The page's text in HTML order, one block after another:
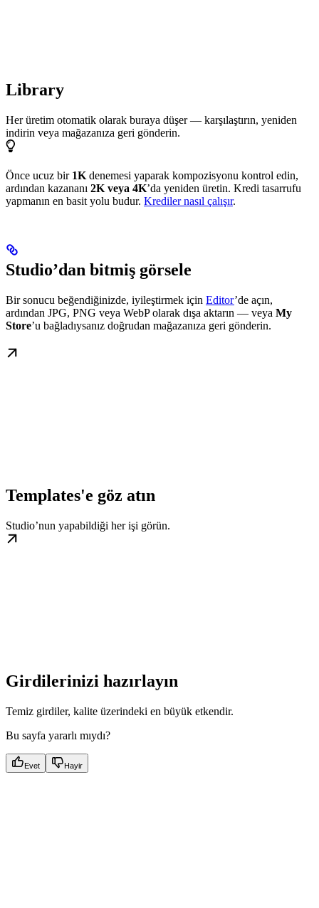
Library
Her üretim otomatik olarak buraya düşer — karşılaştırın, yeniden
indirin veya mağazanıza geri gönderin.
Önce ucuz bir 1K denemesi yaparak kompozisyonu kontrol edin,
ardından kazananı 2K veya 4K’da yeniden üretin. Kredi tasarrufu
yapmanın en basit yolu budur. Krediler nasıl çalışır.
Studio’dan bitmiş görsele
Bir sonucu beğendiğinizde, iyileştirmek için Editor’de açın,
ardından JPG, PNG veya WebP olarak dışa aktarın — veya My
Store’u bağladıysanız doğrudan mağazanıza geri gönderin.
Templates'e göz atın
Studio’nun yapabildiği her işi görün.
Girdilerinizi hazırlayın
Temiz girdiler, kalite üzerindeki en büyük etkendir.
Bu sayfa yararlı mıydı?
Evet Hayir